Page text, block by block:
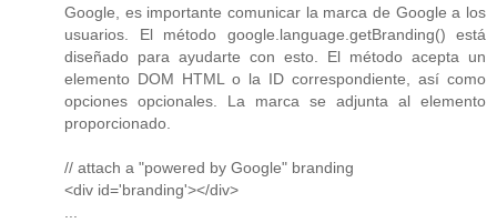
Google, es importante comunicar la marca de Google a los
usuarios. El método google.language.getBranding() está
diseñado para ayudarte con esto. El método acepta un
elemento DOM HTML o la ID correspondiente, así como
opciones opcionales. La marca se adjunta al elemento
proporcionado.
// attach a "powered by Google" branding
<div id='branding'></div>